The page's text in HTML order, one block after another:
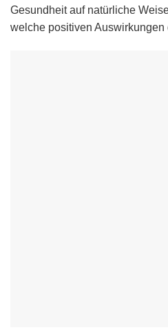
Gesundheit auf natürliche
welche positiven Auswirkungen